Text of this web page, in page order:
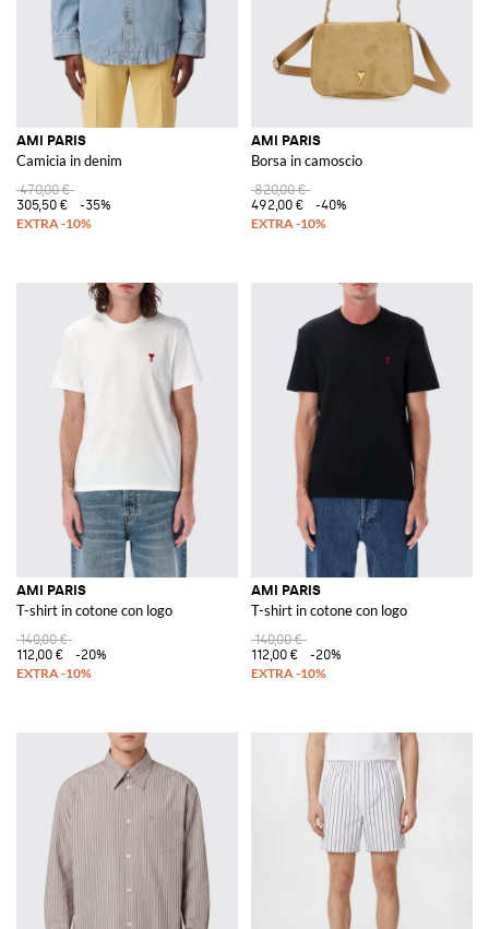
AMI PARIS
Camicia in denim
470,00 €
305,50 €
-35%
AMI PARIS
Borsa in camoscio
820,00 €
492,00 €
-40%
AMI PARIS
T-shirt in cotone con logo
140,00 €
112,00 €
-20%
AMI PARIS
T-shirt in cotone con logo
140,00 €
112,00 €
-20%